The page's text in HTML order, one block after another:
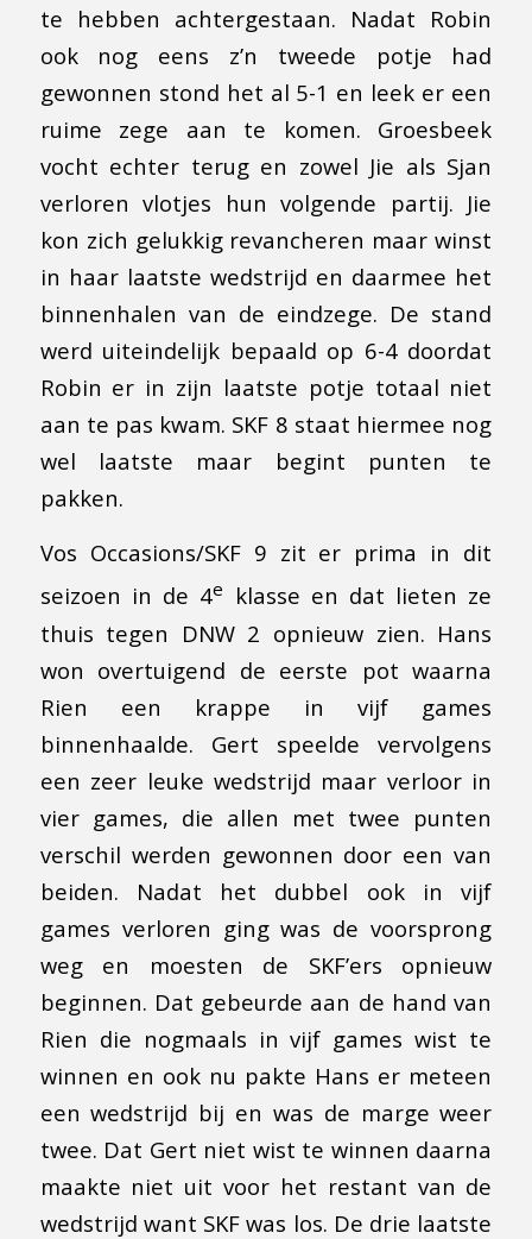
te hebben achtergestaan. Nadat Robin
ook nog eens z’n tweede potje had
gewonnen stond het al 5-1 en leek er een
ruime zege aan te komen. Groesbeek
vocht echter terug en zowel Jie als Sjan
verloren vlotjes hun volgende partij. Jie
kon zich gelukkig revancheren maar winst
in haar laatste wedstrijd en daarmee het
binnenhalen van de eindzege. De stand
werd uiteindelijk bepaald op 6-4 doordat
Robin er in zijn laatste potje totaal niet
aan te pas kwam. SKF 8 staat hiermee nog
wel laatste maar begint punten te
pakken.
Vos Occasions/SKF 9 zit er prima in dit
seizoen in de 4e
klasse en dat lieten ze
thuis tegen DNW 2 opnieuw zien. Hans
won overtuigend de eerste pot waarna
Rien een krappe in vijf games
binnenhaalde. Gert speelde vervolgens
een zeer leuke wedstrijd maar verloor in
vier games, die allen met twee punten
verschil werden gewonnen door een van
beiden. Nadat het dubbel ook in vijf
games verloren ging was de voorsprong
weg en moesten de SKF’ers opnieuw
beginnen. Dat gebeurde aan de hand van
Rien die nogmaals in vijf games wist te
winnen en ook nu pakte Hans er meteen
een wedstrijd bij en was de marge weer
twee. Dat Gert niet wist te winnen daarna
maakte niet uit voor het restant van de
wedstrijd want SKF was los. De drie laatste